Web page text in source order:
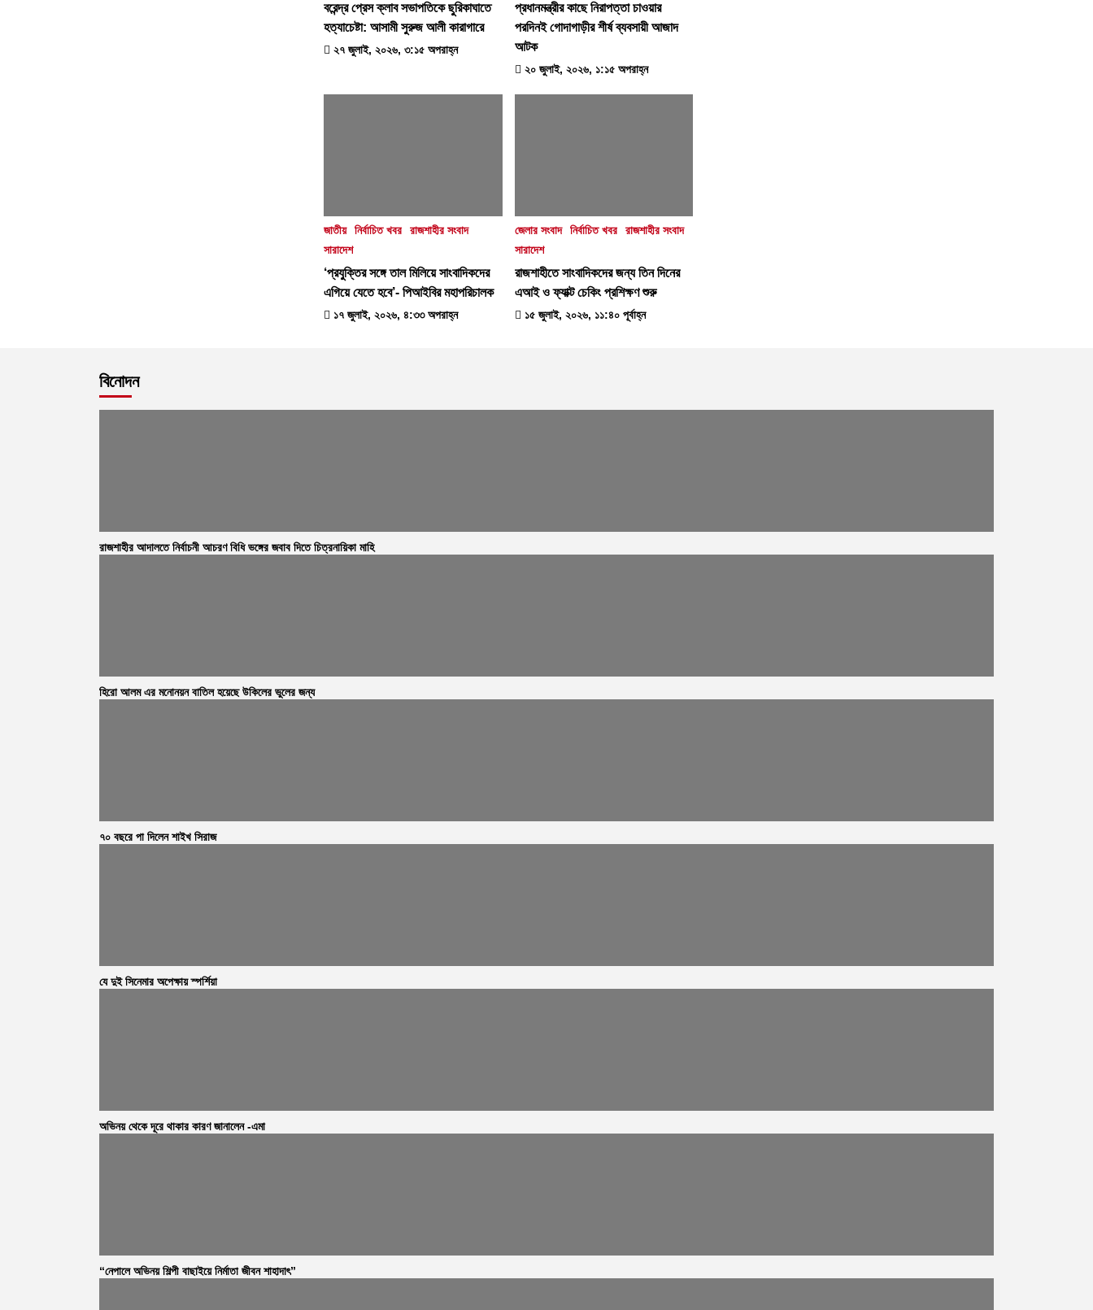
বরেন্দ্র প্রেস ক্লাব সভাপতিকে ছুরিকাঘাতে
হত্যাচেষ্টা: আসামী সুরুজ আলী কারাগারে
২৭ জুলাই, ২০২৬, ৩:১৫ অপরাহ্ন
প্রধানমন্ত্রীর কাছে নিরাপত্তা চাওয়ার
পরদিনই গোদাগাড়ীর শীর্ষ ব্যবসায়ী আজাদ
আটক
২০ জুলাই, ২০২৬, ১:১৫ অপরাহ্ন
জাতীয় নির্বাচিত খবর
রাজশাহীর সংবাদ
সারাদেশ
‘প্রযুক্তির সঙ্গে তাল মিলিয়ে সাংবাদিকদের
এগিয়ে যেতে হবে’- পিআইবির মহাপরিচালক
১৭ জুলাই, ২০২৬, ৪:৩৩ অপরাহ্ন
জেলার সংবাদ নির্বাচিত খবর
রাজশাহীর সংবাদ
সারাদেশ
রাজশাহীতে সাংবাদিকদের জন্য তিন দিনের
এআই ও ফ্যাক্ট চেকিং প্রশিক্ষণ শুরু
১৫ জুলাই, ২০২৬, ১১:৪০ পূর্বাহ্ন
বিনোদন
রাজশাহীর আদালতে নির্বাচনী আচরণ বিধি ভঙ্গের জবাব দিতে চিত্রনায়িকা মাহি
হিরো আলম এর মনোনয়ন বাতিল হয়েছে উকিলের ভুলের জন্য
৭০ বছরে পা দিলেন শাইখ সিরাজ
যে দুই সিনেমার অপেক্ষায় স্পর্শিয়া
অভিনয় থেকে দূরে থাকার কারণ জানালেন -এমা
“নেপালে অভিনয় শিল্পী বাছাইয়ে নির্মাতা জীবন শাহাদাৎ”